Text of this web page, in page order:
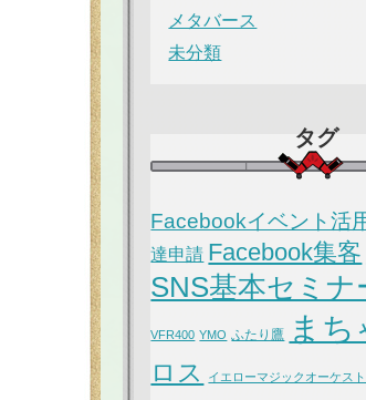
メタバース
未分類
タグ
Facebookイベント活
達申請 Facebook集客
SNS基本セミナ
VFR400 YMO ふたり鷹 まち
ロス
イエローマジックオーケスト